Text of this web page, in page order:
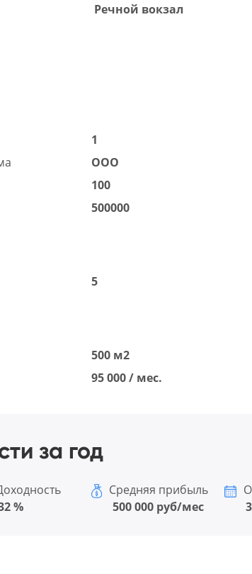
Речной вокзал
1
ООО
100
500000
5
500 м2
95 000 / мес.
за год
%
Средняя прибыль
500 000 руб/мес